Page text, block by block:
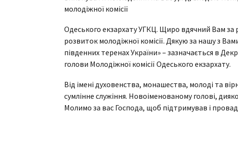
молодіжної комісії
Одеського екзархату УГКЦ. Щиро вдячний Вам за
розвиток молодіжної комісії. Дякую за нашу з
південних теренах України» – зазначається в
голови Молодіжної комісії Одеського екзархату.
Від імені духовенства, монашества, молоді та
сумлінне служіння. Новоіменованому голові,
Молимо за вас Господа, щоб підтримував і